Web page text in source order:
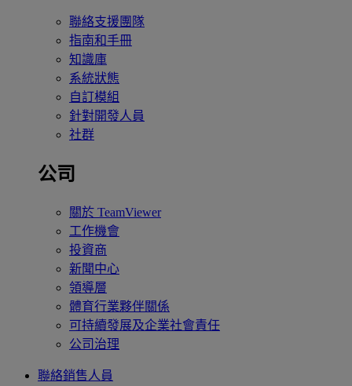
聯絡支援團隊
指南和手冊
知識庫
系統狀態
自訂模組
針對開發人員
社群
公司
關於 TeamViewer
工作機會
投資商
新聞中心
領導層
體育行業夥伴關係
可持續發展及企業社會責任
公司治理
聯絡銷售人員